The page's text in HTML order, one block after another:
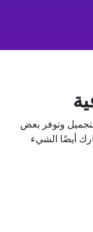
وتوفر بعض
أيضًا الشيء